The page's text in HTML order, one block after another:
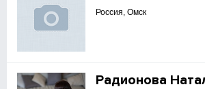
Россия, Омск
Радионова